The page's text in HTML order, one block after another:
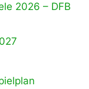
2026 – DFB